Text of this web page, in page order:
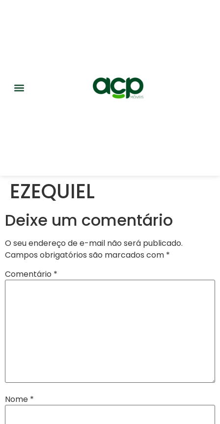
EZEQUIEL
Deixe um comentário
O seu endereço de e-mail não será publicado.
Campos obrigatórios são marcados com *
Comentário *
Nome *